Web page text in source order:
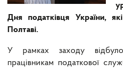
Дня податківця України,
Полтаві.
У рамках заходу
працівникам податкової